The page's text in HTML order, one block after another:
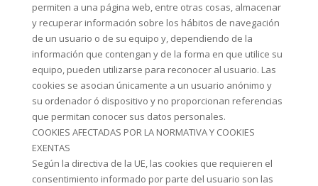
permiten a una página web, entre otras cosas, almacenar
y recuperar información sobre los hábitos de navegación
de un usuario o de su equipo y, dependiendo de la
información que contengan y de la forma en que utilice su
equipo, pueden utilizarse para reconocer al usuario. Las
cookies se asocian únicamente a un usuario anónimo y
su ordenador ó dispositivo y no proporcionan referencias
que permitan conocer sus datos personales.
COOKIES AFECTADAS POR LA NORMATIVA Y COOKIES
EXENTAS
Según la directiva de la UE, las cookies que requieren el
consentimiento informado por parte del usuario son las